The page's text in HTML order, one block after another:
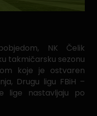
NK Čelik
takmičarsku sezonu
koje je ostvaren
Drugu ligu FBiH –
lige nastavljaju po